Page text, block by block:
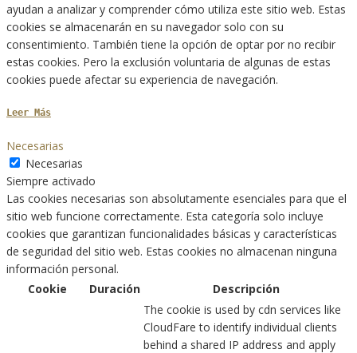
ayudan a analizar y comprender cómo utiliza este sitio web. Estas
cookies se almacenarán en su navegador solo con su
consentimiento. También tiene la opción de optar por no recibir
estas cookies. Pero la exclusión voluntaria de algunas de estas
cookies puede afectar su experiencia de navegación.
Leer Más
Necesarias
Necesarias
Siempre activado
Las cookies necesarias son absolutamente esenciales para que el
sitio web funcione correctamente. Esta categoría solo incluye
cookies que garantizan funcionalidades básicas y características
de seguridad del sitio web. Estas cookies no almacenan ninguna
información personal.
Cookie
Duración Descripción
The cookie is used by cdn services like
CloudFare to identify individual clients
behind a shared IP address and apply